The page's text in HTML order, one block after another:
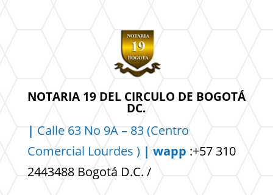
NOTARIA 19 DEL CIRCULO DE BOGOTÁ
DC.
| Calle 63 No 9A – 83 (Centro
Comercial Lourdes ) | wapp :+57 310
2443488 Bogotá D.C. /